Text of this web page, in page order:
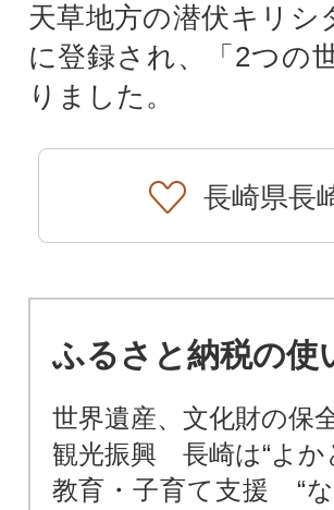
天草地方の潜伏キリシ
に登録され、「2つの
りました。
長崎県長
ふるさと納税の使
世界遺産、文化財の保
観光振興 長崎は“よか
教育・子育て支援 “